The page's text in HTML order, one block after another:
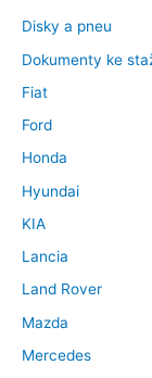
Disky a pneu
Dokumenty ke
Fiat
Ford
Honda
Hyundai
KIA
Lancia
Land Rover
Mazda
Mercedes